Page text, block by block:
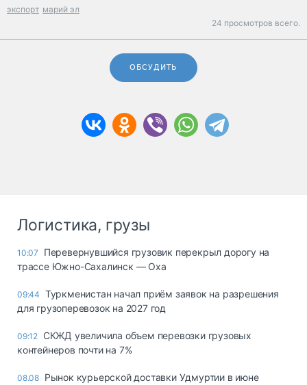
экспорт марий эл
24 просмотров всего.
ОБСУДИТЬ
Логистика, грузы
10:07
Перевернувшийся грузовик перекрыл дорогу на
трассе Южно-Сахалинск — Оха
09:44 Туркменистан начал приём заявок на разрешения
для грузоперевозок на 2027 год
09:12 СКЖД увеличила объем перевозки грузовых
контейнеров почти на 7%
08.08 Рынок курьерской доставки Удмуртии в июне